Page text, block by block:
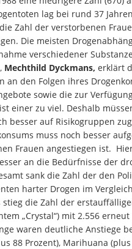
lag bei rund 37
Zahl der verstorbenen
Die meisten
verschiedener
Mechthild Dyckmans, erklärt
den Folgen ihres
sowie die zur
einer zu viel. Deshalb
besser auf Risikogruppen
muss noch besser
Frauen angestiegen ist.
an die Bedürfnisse der
sank die Zahl der den
harter Drogen im
die Zahl der
„Crystal“) mit 2.556
waren deutliche Anstiege
88 Prozent), Marihuana